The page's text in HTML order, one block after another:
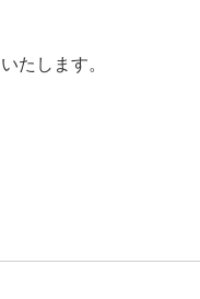
たします。